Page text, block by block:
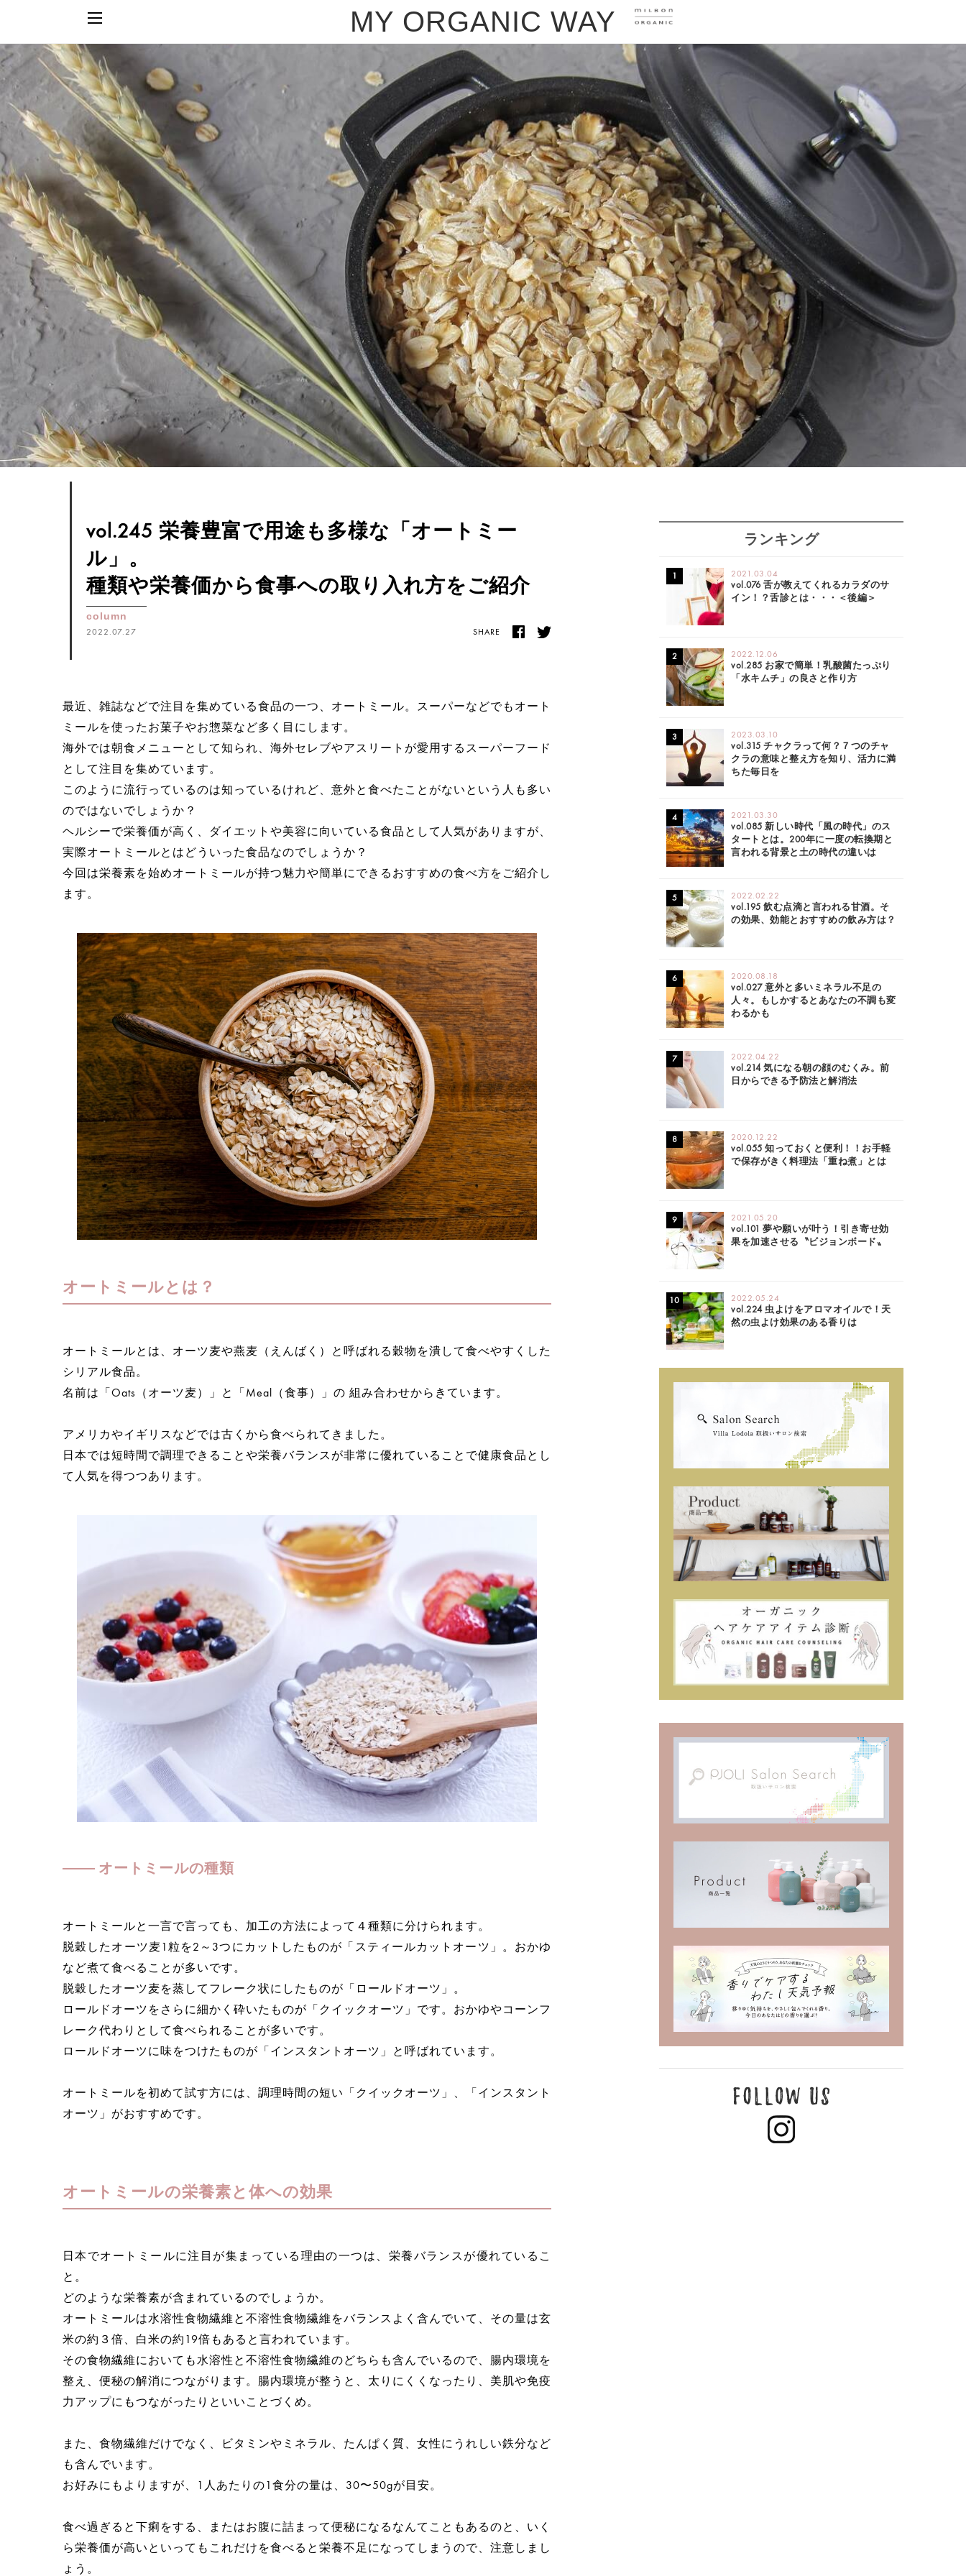
MY ORGANIC WAY
vol.245 栄養豊富で用途も多様な「オートミー
ル」。
種類や栄養価から食事への取り入れ方をご紹介
column
2022.07.27 SHARE
最近、雑誌などで注目を集めている食品の一つ、オートミール。スーパーなどでもオート
ミールを使ったお菓子やお惣菜など多く目にします。
海外では朝食メニューとして知られ、海外セレブやアスリートが愛用するスーパーフード
として注目を集めています。
このように流行っているのは知っているけれど、意外と食べたことがないという人も多い
のではないでしょうか？
ヘルシーで栄養価が高く、ダイエットや美容に向いている食品として人気がありますが、
実際オートミールとはどういった食品なのでしょうか？
今回は栄養素を始めオートミールが持つ魅力や簡単にできるおすすめの食べ方をご紹介し
ます。
オートミールとは？
オートミールとは、オーツ麦や燕麦（えんばく）と呼ばれる穀物を潰して食べやすくした
シリアル食品。
名前は「Oats（オーツ麦）」と「Meal（食事）」の 組み合わせからきています。
アメリカやイギリスなどでは古くから食べられてきました。
日本では短時間で調理できることや栄養バランスが非常に優れていることで健康食品とし
て人気を得つつあります。
オートミールの種類
オートミールと一言で言っても、加工の方法によって４種類に分けられます。
脱穀したオーツ麦1粒を2～3つにカットしたものが「スティールカットオーツ」。おかゆ
など煮て食べることが多いです。
脱穀したオーツ麦を蒸してフレーク状にしたものが「ロールドオーツ」。
ロールドオーツをさらに細かく砕いたものが「クイックオーツ」です。おかゆやコーンフ
レーク代わりとして食べられることが多いです。
ロールドオーツに味をつけたものが「インスタントオーツ」と呼ばれています。
オートミールを初めて試す方には、調理時間の短い「クイックオーツ」、「インスタント
オーツ」がおすすめです。
オートミールの栄養素と体への効果
日本でオートミールに注目が集まっている理由の一つは、栄養バランスが優れているこ
と。
どのような栄養素が含まれているのでしょうか。
オートミールは水溶性食物繊維と不溶性食物繊維をバランスよく含んでいて、その量は玄
米の約３倍、白米の約19倍もあると言われています。
その食物繊維においても水溶性と不溶性食物繊維のどちらも含んでいるので、腸内環境を
整え、便秘の解消につながります。腸内環境が整うと、太りにくくなったり、美肌や免疫
力アップにもつながったりといいことづくめ。
また、食物繊維だけでなく、ビタミンやミネラル、たんぱく質、女性にうれしい鉄分など
も含んでいます。
お好みにもよりますが、1人あたりの1食分の量は、30〜50gが目安。
食べ過ぎると下痢をする、またはお腹に詰まって便秘になるなんてこともあるのと、いく
ら栄養価が高いといってもこれだけを食べると栄養不足になってしまうので、注意しまし
ょう。
ランキング
2021.03.04
vol.076 舌が教えてくれるカラダのサ
イン！？舌診とは・・・＜後編＞
2022.12.06
vol.285 お家で簡単！乳酸菌たっぷり
「水キムチ」の良さと作り方
2023.03.10
vol.315 チャクラって何？７つのチャ
クラの意味と整え方を知り、活力に満
ちた毎日を
2021.03.30
vol.085 新しい時代「風の時代」のス
タートとは。200年に一度の転換期と
言われる背景と土の時代の違いは
2022.02.22
vol.195 飲む点滴と言われる甘酒。そ
の効果、効能とおすすめの飲み方は？
2020.08.18
vol.027 意外と多いミネラル不足の
人々。もしかするとあなたの不調も変
わるかも
2022.04.22
vol.214 気になる朝の顔のむくみ。前
日からできる予防法と解消法
2020.12.22
vol.055 知っておくと便利！！お手軽
で保存がきく料理法「重ね煮」とは
2021.05.20
vol.101 夢や願いが叶う！引き寄せ効
果を加速させる〝ビジョンボード〟
2022.05.24
vol.224 虫よけをアロマオイルで！天
然の虫よけ効果のある香りは